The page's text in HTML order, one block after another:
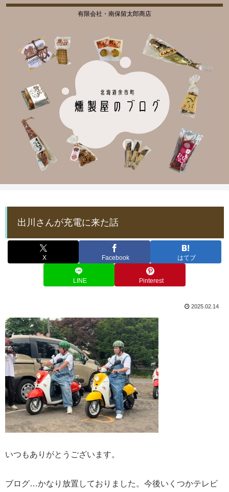
有限会社・南保留太郎商店
出川さんが充電に来た話
X Facebook はてブ
LINE Pinterest
2025.02.14
いつもありがとうございます。
ブログ…かなり放置しておりました。今後いくつかテレビ